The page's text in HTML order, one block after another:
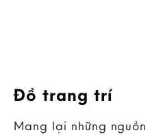
Đồ trang trí
Mang lại những nguồn